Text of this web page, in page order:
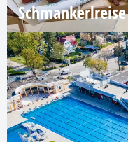
Schmankerlreise